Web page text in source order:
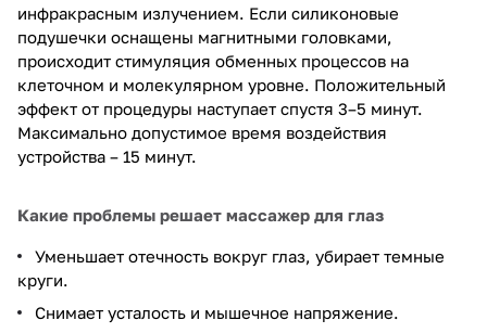
инфракрасным излучением. Если силиконовые
подушечки оснащены магнитными головками,
происходит стимуляция обменных процессов на
клеточном и молекулярном уровне. Положительный
эффект от процедуры наступает спустя 3–5 минут.
Максимально допустимое время воздействия
устройства – 15 минут.
Какие проблемы решает массажер для глаз
Уменьшает отечность вокруг глаз, убирает темные
круги.
Снимает усталость и мышечное напряжение.